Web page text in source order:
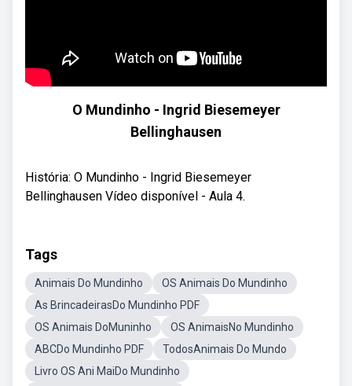
O Mundinho - Ingrid Biesemeyer
Bellinghausen
História: O Mundinho - Ingrid Biesemeyer
Bellinghausen Vídeo disponível - Aula 4.
Tags
Animais Do Mundinho
OS Animais Do Mundinho
As BrincadeirasDo Mundinho PDF
OS Animais DoMuninho
OS AnimaisNo Mundinho
ABCDo Mundinho PDF
TodosAnimais Do Mundo
Livro OS Ani MaiDo Mundinho